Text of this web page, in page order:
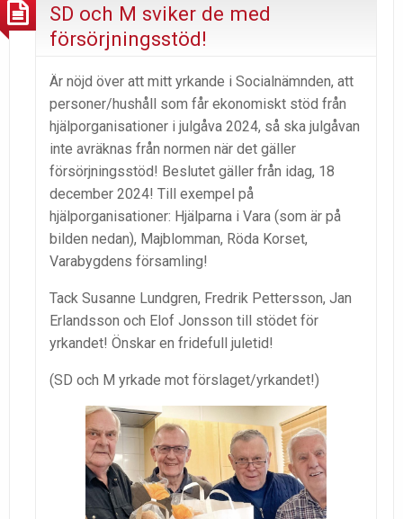
SD och M sviker de med
försörjningsstöd!
Är nöjd över att mitt yrkande i Socialnämnden, att
personer/hushåll som får ekonomiskt stöd från
hjälporganisationer i julgåva 2024, så ska julgåvan
inte avräknas från normen när det gäller
försörjningsstöd! Beslutet gäller från idag, 18
december 2024! Till exempel på
hjälporganisationer: Hjälparna i Vara (som är på
bilden nedan), Majblomman, Röda Korset,
Varabygdens församling!
Tack Susanne Lundgren, Fredrik Pettersson, Jan
Erlandsson och Elof Jonsson till stödet för
yrkandet! Önskar en fridefull juletid!
(SD och M yrkade mot förslaget/yrkandet!)